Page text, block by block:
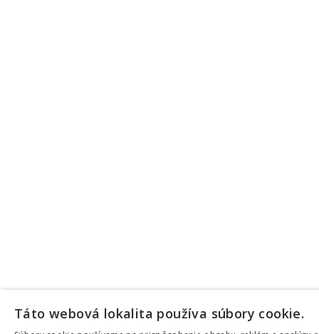
Táto webová lokalita používa súbory cookie.